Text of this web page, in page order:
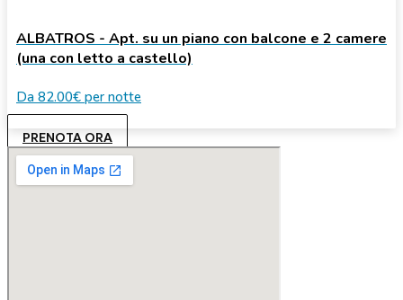
ALBATROS - Apt. su un piano con balcone e 2 camere
(una con letto a castello)
Da 82.00€ per notte
PRENOTA ORA